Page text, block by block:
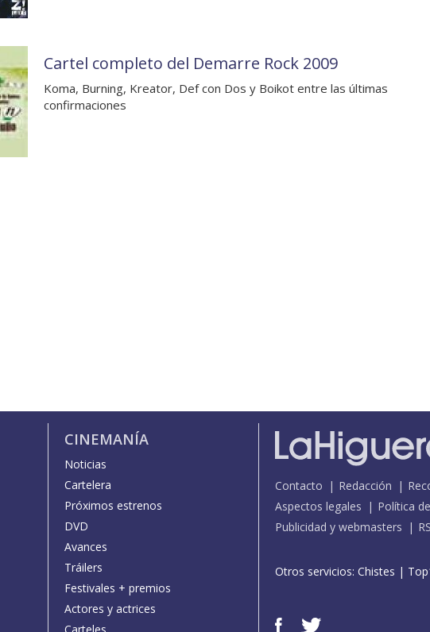
Cartel completo del Demarre Rock 2009
Koma, Burning, Kreator, Def con Dos y Boikot entre las últimas
confirmaciones
CINEMANÍA
Noticias
Cartelera
Próximos estrenos
DVD
Avances
Tráilers
Festivales + premios
Actores y actrices
Contacto Redacción
Aspectos legales
Política
Publicidad y webmasters
Otros servicios: Chistes |